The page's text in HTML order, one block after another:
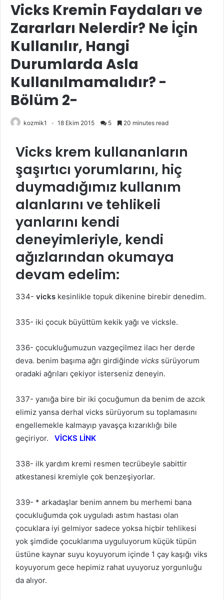
Vicks Kremin Faydaları ve
Zararları Nelerdir? Ne İçin
Kullanılır, Hangi
Durumlarda Asla
Kullanılmamalıdır? -
Bölüm 2-
kozmik1 18 Ekim 2015 5 20 minutes read
Vicks krem kullananların
şaşırtıcı yorumlarını, hiç
duymadığımız kullanım
alanlarını ve tehlikeli
yanlarını kendi
deneyimleriyle, kendi
ağızlarından okumaya
devam edelim:
334- vicks kesinlikle topuk dikenine birebir denedim.
335- iki çocuk büyüttüm kekik yağı ve vicksle.
336- çocukluğumuzun vazgeçilmez ilacı her derde
deva. benim başıma ağrı girdiğinde vicks sürüyorum
oradaki ağrıları çekiyor isterseniz deneyin.
337- yanığa bire bir iki çocuğumun da benim de azcık
elimiz yansa derhal vicks sürüyorum su toplamasını
engellemekle kalmayıp yavaşça kızarıklığı bile
geçiriyor. VİCKS LİNK
338- ilk yardım kremi resmen tecrübeyle sabittir
atkestanesi kremiyle çok benzeşiyorlar.
339- * arkadaşlar benim annem bu merhemi bana
çocukluğumda çok uyguladı astım hastası olan
çocuklara iyi gelmiyor sadece yoksa hiçbir tehlikesi
yok şimdide çocuklarıma uyguluyorum küçük tüpün
üstüne kaynar suyu koyuyorum içinde 1 çay kaşığı viks
koyuyorum gece hepimiz rahat uyuyoruz yorgunluğu
da alıyor.